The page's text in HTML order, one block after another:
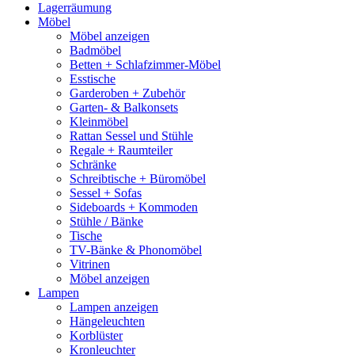
Lagerräumung
Möbel
Möbel anzeigen
Badmöbel
Betten + Schlafzimmer-Möbel
Esstische
Garderoben + Zubehör
Garten- & Balkonsets
Kleinmöbel
Rattan Sessel und Stühle
Regale + Raumteiler
Schränke
Schreibtische + Büromöbel
Sessel + Sofas
Sideboards + Kommoden
Stühle / Bänke
Tische
TV-Bänke & Phonomöbel
Vitrinen
Möbel anzeigen
Lampen
Lampen anzeigen
Hängeleuchten
Korblüster
Kronleuchter